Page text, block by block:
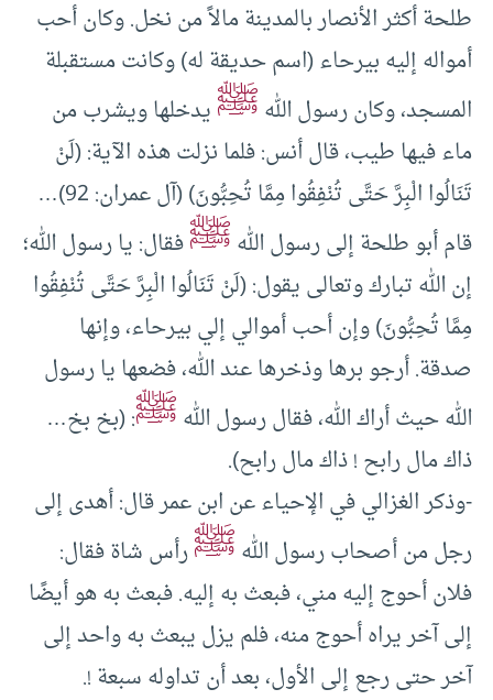
طلحة أكثر الأنصار بالمدينة مالاً من نخل. وكان أحب
أمواله إليه بيرحاء (اسم حديقة له) وكانت مستقبلة
المسجد، وكان رسول اللهﷺيدخلها ويشرب من
ماء فيها طيب، قال أنس: فلما نزلت هذه الآية: (لَنْ
تَنَالُوا الْبِرَّ حَتَّى تُنْفِقُوا مِمَّا تُحِبُّونَ) (آل عمران: 92)…
قام أبو طلحة إلى رسول اللهﷺفقال: يا رسول الله؛
إن الله تبارك وتعالى يقول: (لَنْ تَنَالُوا الْبِرَّ حَتَّى تُنْفِقُوا
مِمَّا تُحِبُّونَ) وإن أحب أموالي إلي بيرحاء، وإنها
صدقة. أرجو برها وذخرها عند الله، فضعها يا رسول
الله حيث أراك الله، فقال رسول اللهﷺ: (بخ بخ…
ذاك مال رابح ! ذاك مال رابح).
-وذكر الغزالي في الإحياء عن ابن عمر قال: أهدى إلى
رجل من أصحاب رسول اللهﷺرأس شاة فقال:
فلان أحوج إليه مني، فبعث به إليه. فبعث به هو أيضًا
إلى آخر يراه أحوج منه، فلم يزل يبعث به واحد إلى
آخر حتى رجع إلى الأول، بعد أن تداوله سبعة !.